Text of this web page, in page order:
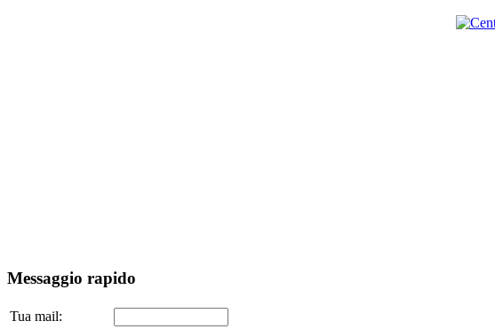
Messaggio rapido
Tua mail: